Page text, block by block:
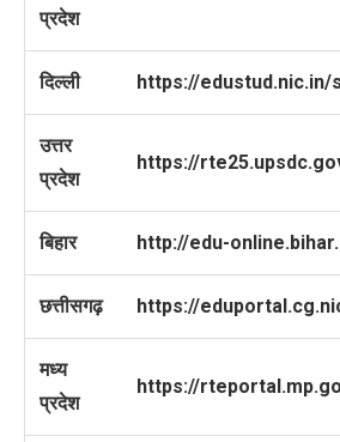
प्रदेश
दिल्ली https://
उत्तर
प्रदेश
https://
बिहार http://edu-
छत्तीसगढ़ https://
मध्य
प्रदेश
https://